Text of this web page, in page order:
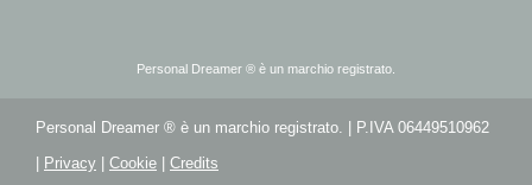
Personal Dreamer ® è un marchio registrato.
Personal Dreamer ® è un marchio registrato. | P.IVA 06449510962
Privacy Cookie Credits